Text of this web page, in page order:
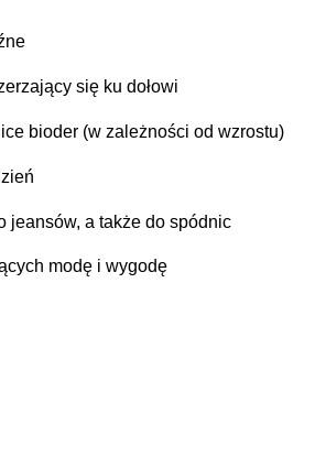
się ku dołowi
bioder (w zależności od wzrostu)
jeansów, a także do spódnic
modę i wygodę